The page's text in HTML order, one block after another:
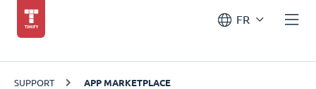
FR
SUPPORT APP MARKETPLACE